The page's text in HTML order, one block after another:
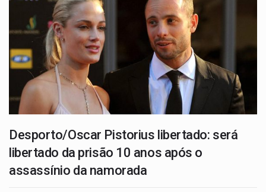
Desporto/Oscar Pistorius libertado: será
libertado da prisão 10 anos após o
assassínio da namorada